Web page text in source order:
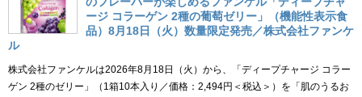
ージ コラーゲン 2種の葡萄ゼリー」（機能性表示食
品）8月18日（火）数量限定発売／株式会社ファンケ
ル
株式会社ファンケルは2026年8月18日（火）から、「ディープチャージ コラー
ゲン 2種のゼリー」（1箱10本入り／価格：2,494円＜税込＞）を「肌のうるお